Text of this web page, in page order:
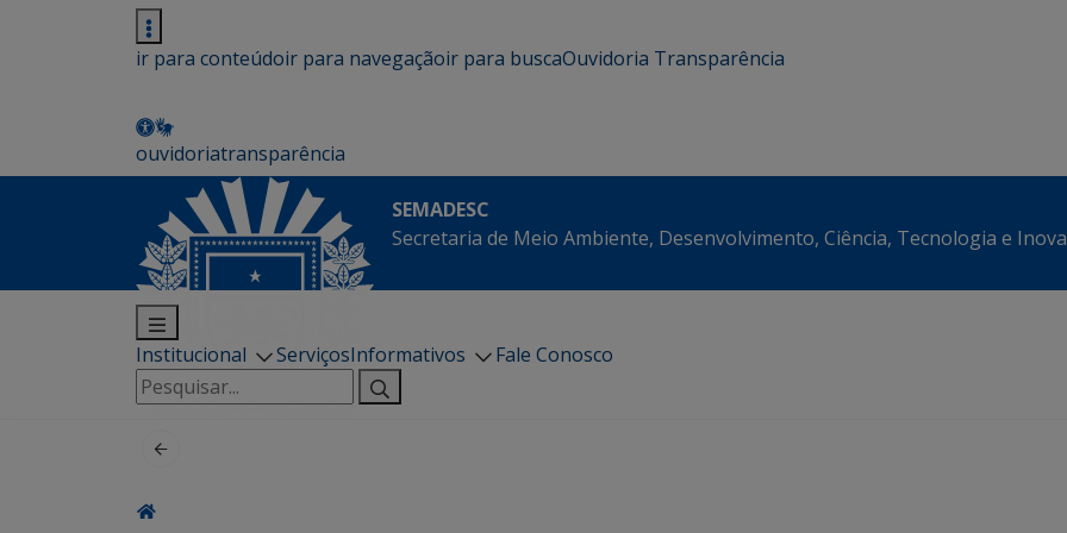
ir para conteúdoir para navegaçãoir para buscaOuvidoria Transparência
ouvidoriatransparência
SEMADESC
Secretaria de Meio Ambiente, Desenvolvimento, Ciência, Tecnologia e
Institucional ServiçosInformativos
Fale Conosco
Pesquisar
por: